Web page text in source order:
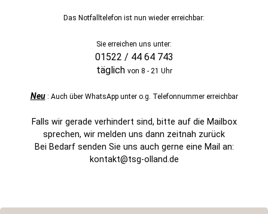
Das Notfalltelefon ist nun wieder erreichbar:
Sie erreichen uns unter:
01522 / 44 64 743
täglich von 8 - 21 Uhr
Neu: Auch über WhatsApp unter o.g. Telefonnummer erreichbar
Falls wir gerade verhindert sind, bitte auf die Mailbox
sprechen, wir melden uns dann zeitnah zurück
Bei Bedarf senden Sie uns auch gerne eine Mail an:
kontakt@tsg-olland.de